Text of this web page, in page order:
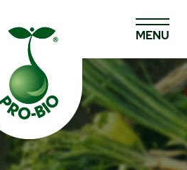
PRO-BIO
MENU